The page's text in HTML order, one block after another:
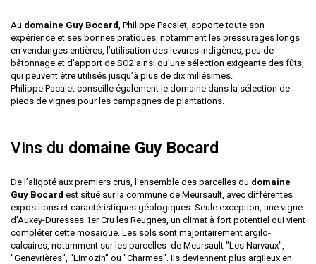
Au domaine Guy Bocard , Philippe Pacalet, apporte toute son
expérience et ses bonnes pratiques, notamment les pressurages longs
en vendanges entières, l’utilisation des levures indigènes, peu de
bâtonnage et d’apport de SO2 ainsi qu’une sélection exigeante des fûts,
qui peuvent être utilisés jusqu’à plus de dix millésimes.
Philippe Pacalet conseille également le domaine dans la sélection de
pieds de vignes pour les campagnes de plantations.
Vins du domaine Guy Bocard
De l’aligoté aux premiers crus, l’ensemble des parcelles du domaine
Guy Bocard est situé sur la commune de Meursault, avec différentes
expositions et caractéristiques géologiques. Seule exception, une vigne
d’Auxey-Duresses 1er Cru les Reugnes, un climat à fort potentiel qui vient
compléter cette mosaïque. Les sols sont majoritairement argilo-
calcaires, notamment sur les parcelles de Meursault "Les Narvaux",
"Genevrières", "Limozin" ou "Charmes". Ils deviennent plus argileux en